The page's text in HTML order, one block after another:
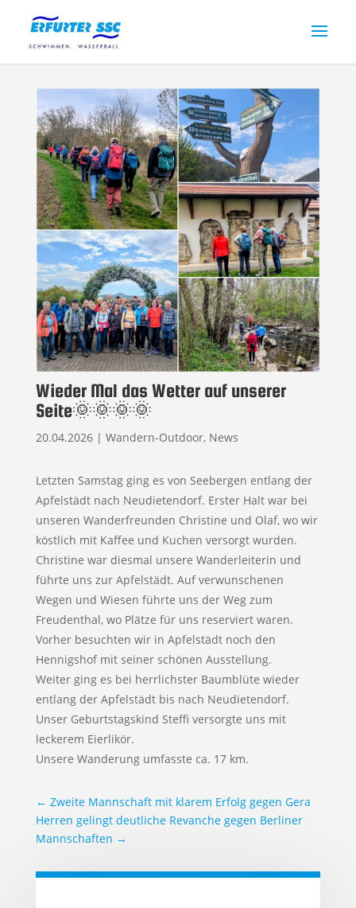
Wieder Mal das Wetter auf unserer
Seite🌞🌞🌞🌞
20.04.2026| Wandern-Outdoor, News
Letzten Samstag ging es von Seebergen entlang der
Apfelstädt nach Neudietendorf. Erster Halt war bei
unseren Wanderfreunden Christine und Olaf, wo wir
köstlich mit Kaffee und Kuchen versorgt wurden.
Christine war diesmal unsere Wanderleiterin und
führte uns zur Apfelstädt. Auf verwunschenen
Wegen und Wiesen führte uns der Weg zum
Freudenthal, wo Plätze für uns reserviert waren.
Vorher besuchten wir in Apfelstädt noch den
Hennigshof mit seiner schönen Ausstellung.
Weiter ging es bei herrlichster Baumblüte wieder
entlang der Apfelstädt bis nach Neudietendorf.
Unser Geburtstagskind Steffi versorgte uns mit
leckerem Eierlikör.
Unsere Wanderung umfasste ca. 17 km.
← Zweite Mannschaft mit klarem Erfolg gegen Gera
Herren gelingt deutliche Revanche gegen Berliner
Mannschaften →